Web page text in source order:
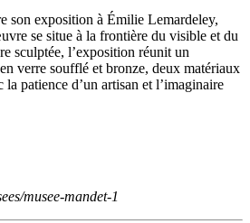
son exposition à Émilie Lemardeley,
se situe à la frontière du visible et du
sculptée, l’exposition réunit un
verre soufflé et bronze, deux matériaux
la patience d’un artisan et l’imaginaire
musee-mandet-1